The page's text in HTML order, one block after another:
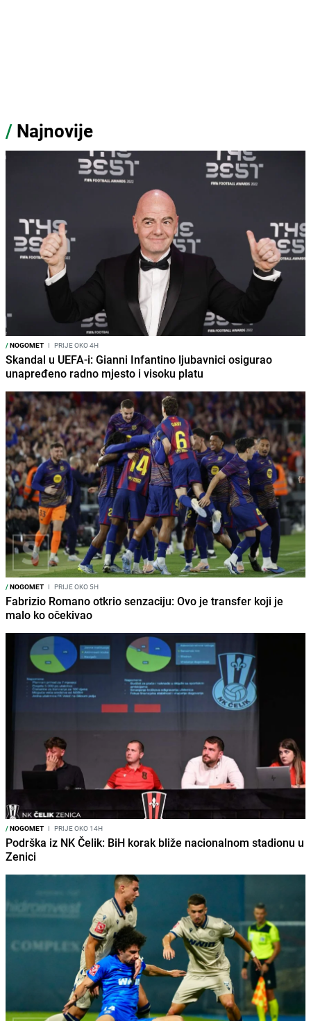
/ Najnovije
/NOGOMET I PRIJE OKO 4H
Skandal u UEFA-i: Gianni Infantino ljubavnici osigurao
unapređeno radno mjesto i visoku platu
/NOGOMET I PRIJE OKO 5H
Fabrizio Romano otkrio senzaciju: Ovo je transfer koji je
malo ko očekivao
/NOGOMET I PRIJE OKO 14H
Podrška iz NK Čelik: BiH korak bliže nacionalnom stadionu u
Zenici